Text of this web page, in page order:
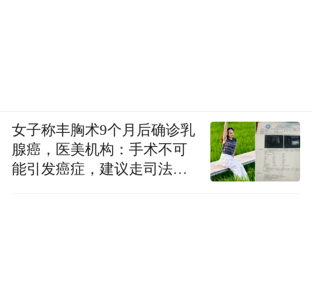
女子称丰胸术9个月后确诊乳
腺癌，医美机构：手术不可
能引发癌症，建议走司法途